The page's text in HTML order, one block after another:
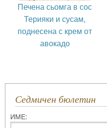
Печена сьомга в сос
Терияки и сусам,
поднесена с крем от
авокадо
Седмичен бюлетин
ИМЕ: